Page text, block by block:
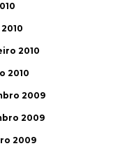
2010
2010
2009
2009
2009